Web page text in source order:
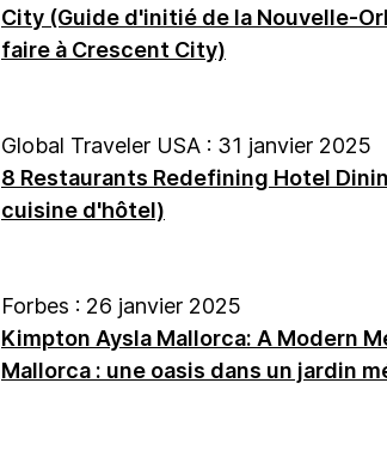
City (Guide d'initié de la Nouvelle-
faire à Crescent City)
Global Traveler USA : 31 janvier 2025
8 Restaurants Redefining Hotel
cuisine d'hôtel)
Forbes : 26 janvier 2025
Kimpton Aysla Mallorca: A Modern
Mallorca : une oasis dans un jardin